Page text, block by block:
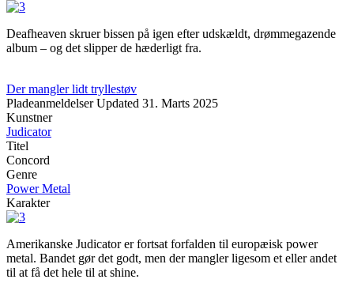
Deafheaven skruer bissen på igen efter udskældt, drømmegazende
album – og det slipper de hæderligt fra.
Der mangler lidt tryllestøv
Pladeanmeldelser Updated 31. Marts 2025
Kunstner
Judicator
Titel
Concord
Genre
Power Metal
Karakter
Amerikanske Judicator er fortsat forfalden til europæisk power
metal. Bandet gør det godt, men der mangler ligesom et eller andet
til at få det hele til at shine.